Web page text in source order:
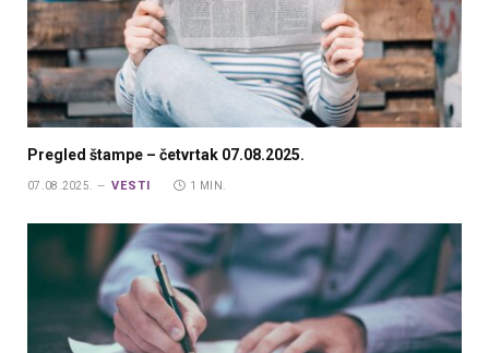
Pregled štampe – četvrtak 07.08.2025.
07.08.2025. VESTI 1 MIN.